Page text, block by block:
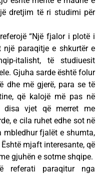
dretjim të ri studimi për
“Një fjalor i plotë i
një paraqitje e shkurtër e
italisht, të studiuesit
Gjuha sarde është folur
dhe më gjerë, para se të
që kalojë më pas në
disa vjet që merret me
e cila ruhet edhe sot në
mbledhur fjalët e shumta,
mjaft interesante, që
gjuhën e sotme shqipe.
referati paraqitur nga